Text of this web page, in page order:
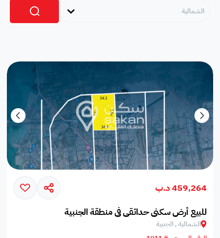
الشمالية
459,264 د.ب
للبيع أرض سكني حدائقي في منطقة الجنبية
الشمالية , الجنبية